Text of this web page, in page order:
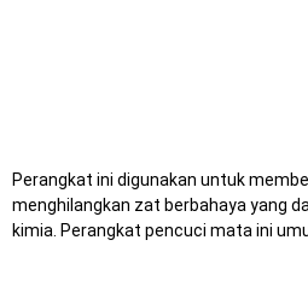
Perangkat ini digunakan untuk
menghilangkan zat berbahaya yang
kimia. Perangkat pencuci mata ini